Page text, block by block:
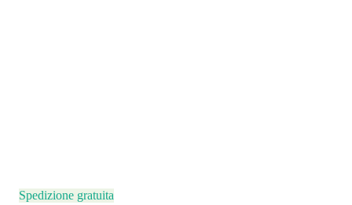
Spedizione gratuita